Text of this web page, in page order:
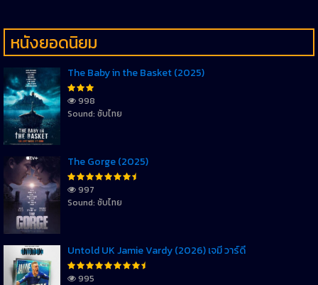
หนังยอดนิยม
The Baby in the Basket (2025)
998
Sound: ซับไทย
The Gorge (2025)
997
Sound: ซับไทย
Untold UK Jamie Vardy (2026) เจมี่ วาร์ดี้
995